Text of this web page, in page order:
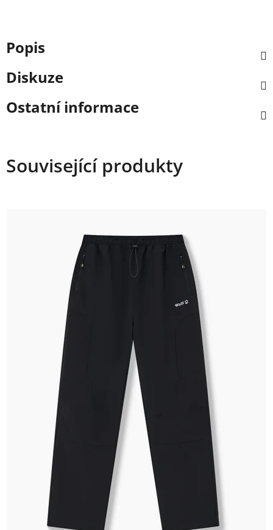
Popis
Diskuze
Ostatní informace
Související produkty